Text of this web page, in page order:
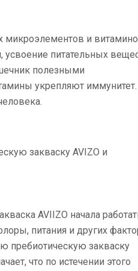
микроэлементов и
питательных
полезными
укрепляют иммунитет.
закваску AVIZO и
AVIIZO начала
питания и других
пребиотическую закваску
что по истечении этого